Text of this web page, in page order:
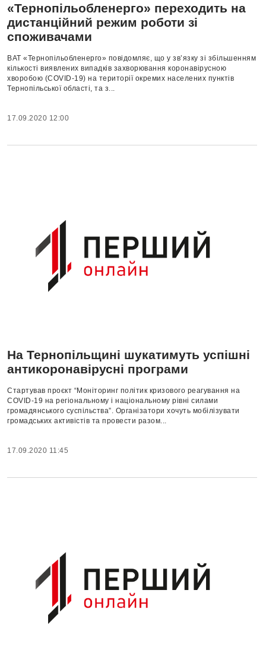
«Тернопільобленерго» переходить на
дистанційний режим роботи зі
споживачами
ВАТ «Тернопільобленерго» повідомляє, що у зв’язку зі збільшенням
кількості виявлених випадків захворювання коронавірусною
хворобою (COVID-19) на території окремих населених пунктів
Тернопільської області, та з...
17.09.2020 12:00
На Тернопільщині шукатимуть успішні
антикоронавірусні програми
Стартував проєкт “Моніторинг політик кризового реагування на
COVID-19 на регіональному і національному рівні силами
громадянського суспільства”. Організатори хочуть мобілізувати
громадських активістів та провести разом...
17.09.2020 11:45